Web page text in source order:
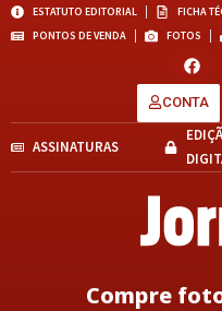
ESTATUTO EDITORIAL FICHA
PONTOS DE VENDA
FOTOS
CONTA
ASSINATURAS
Compre